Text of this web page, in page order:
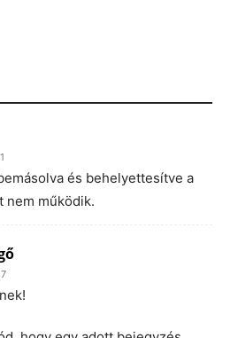
és behelyettesítve a
nem működik.